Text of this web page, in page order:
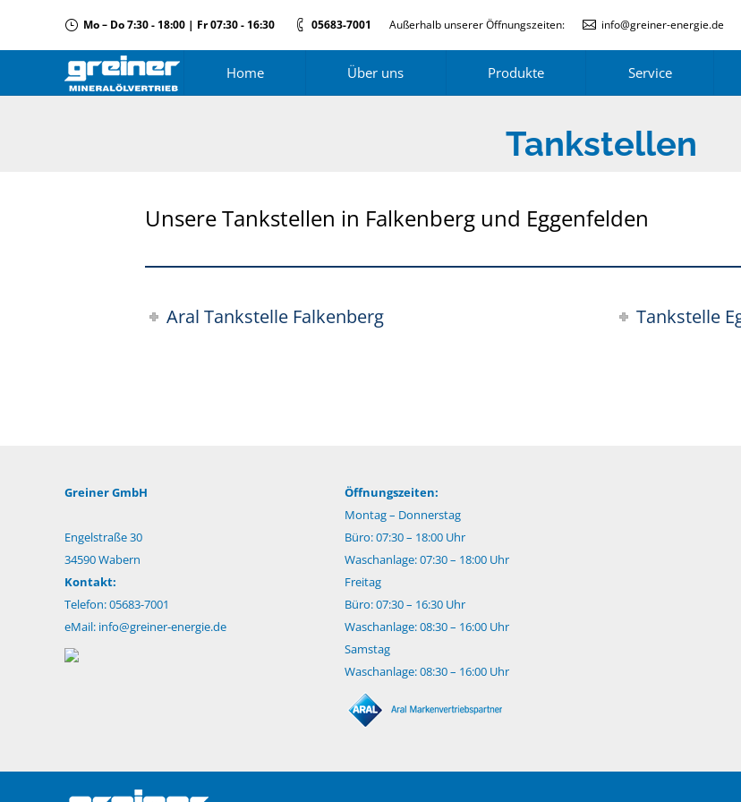
Mo – Do 7:30 - 18:00 | Fr 07:30 - 16:30 05683-7001 Außerhalb unserer Öffnungszeiten: info@greiner-energie.de
Home Über uns Produkte Service
Tankstellen
Unsere Tankstellen in Falkenberg und Eggenfelden
Aral Tankstelle Falkenberg Tankstelle
Greiner GmbH
Engelstraße 30
34590 Wabern
Kontakt:
Telefon: 05683-7001
eMail: info@greiner-energie.de
Öffnungszeiten:
Montag – Donnerstag
Büro: 07:30 – 18:00 Uhr
Waschanlage: 07:30 – 18:00 Uhr
Freitag
Büro: 07:30 – 16:30 Uhr
Waschanlage: 08:30 – 16:00 Uhr
Samstag
Waschanlage: 08:30 – 16:00 Uhr